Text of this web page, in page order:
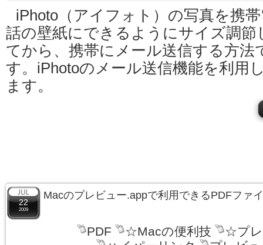
iPhoto（アイフォト）の写真を携
話の壁紙にできるようにサイズ調節
てから、携帯にメール送信する方法
す。iPhotoのメール送信機能を利用
ます。
22
2009
Macのプレビュー.appで利用できるPDFファ
PDF ☆Macの便利技
☆プレ